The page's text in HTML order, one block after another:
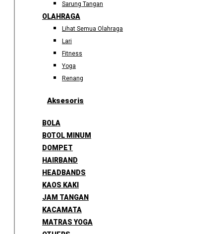
Sarung Tangan
OLAHRAGA
Lihat Semua Olahraga
Lari
Fitness
Yoga
Renang
Aksesoris
BOLA
BOTOL MINUM
DOMPET
HAIRBAND
HEADBANDS
KAOS KAKI
JAM TANGAN
KACAMATA
MATRAS YOGA